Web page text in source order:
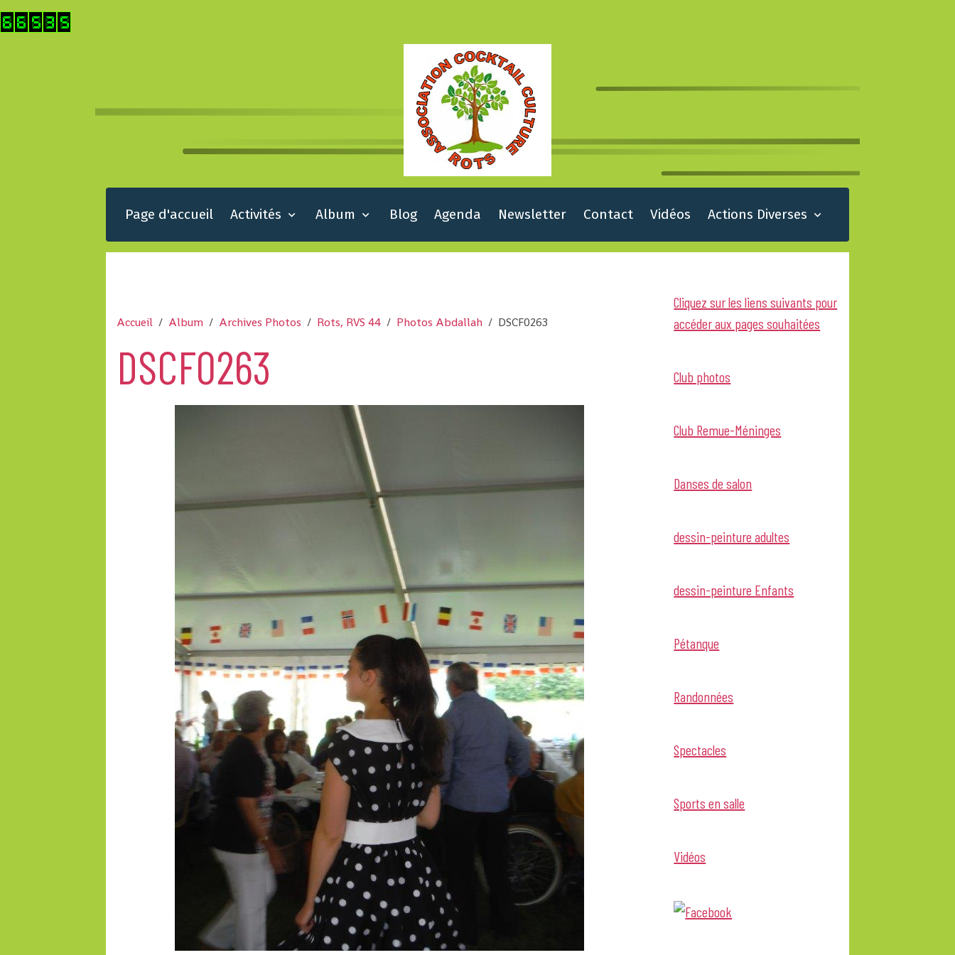
Page d'accueil Activités Album Blog Agenda Newsletter Contact Vidéos Actions Diverses
Accueil Album Archives Photos Rots, RVS 44 Photos Abdallah DSCF0263
DSCF0263
Cliquez sur les liens suivants pour
accéder aux pages souhaitées
Club photos
Club Remue-Méninges
Danses de salon
dessin-peinture adultes
dessin-peinture Enfants
Pétanque
Randonnées
Spectacles
Sports en salle
Vidéos